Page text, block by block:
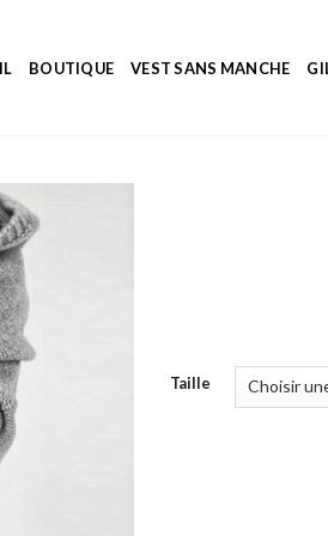
BOUTIQUE VEST SANS MANCHE
Taille